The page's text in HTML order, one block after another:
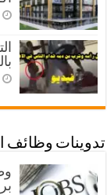
تدوينات وظائف